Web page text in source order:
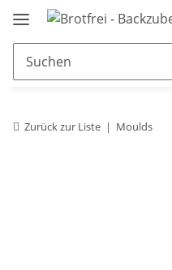
Zurück zur Liste Moulds